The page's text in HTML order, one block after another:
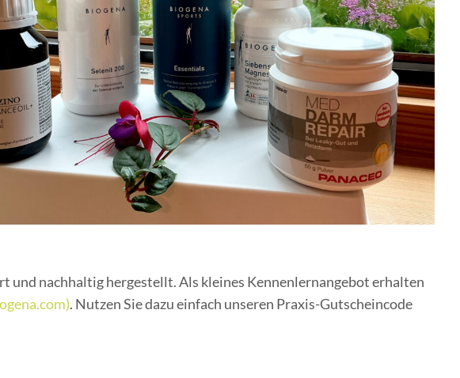
nachhaltig hergestellt. Als kleines Kennenlernangebot erhalten
. Nutzen Sie dazu einfach unseren Praxis-Gutscheincode